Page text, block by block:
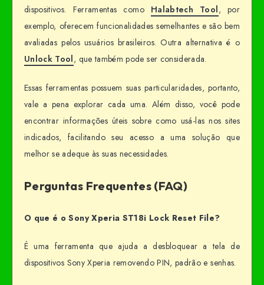
dispositivos. Ferramentas como Halabtech Tool, por
exemplo, oferecem funcionalidades semelhantes e são bem
avaliadas pelos usuários brasileiros. Outra alternativa é o
Unlock Tool, que também pode ser considerada.
Essas ferramentas possuem suas particularidades, portanto,
vale a pena explorar cada uma. Além disso, você pode
encontrar informações úteis sobre como usá-las nos sites
indicados, facilitando seu acesso a uma solução que
melhor se adeque às suas necessidades.
Perguntas Frequentes (FAQ)
O que é o Sony Xperia ST18i Lock Reset File?
É uma ferramenta que ajuda a desbloquear a tela de
dispositivos Sony Xperia removendo PIN, padrão e senhas.